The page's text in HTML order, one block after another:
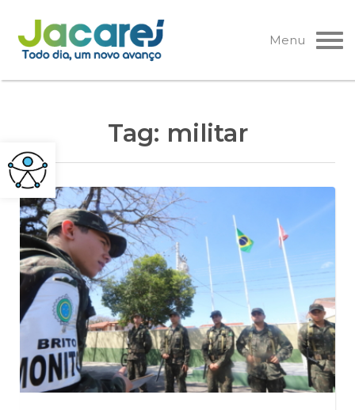
Pular
para
o
Menu
Tag: militar